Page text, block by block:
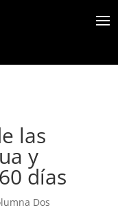
las
y
días
Dos